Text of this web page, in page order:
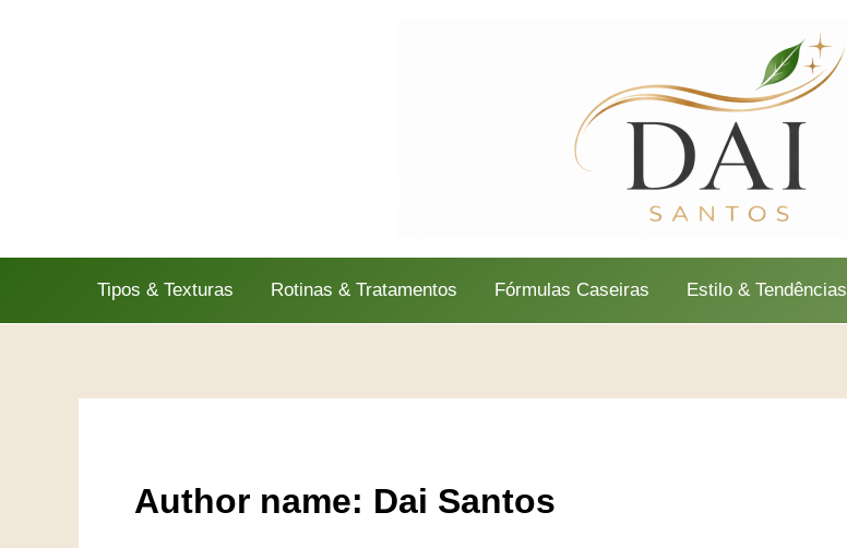
Tipos & Texturas Rotinas & Tratamentos Fórmulas Caseiras Estilo & Tendências
Author name: Dai Santos